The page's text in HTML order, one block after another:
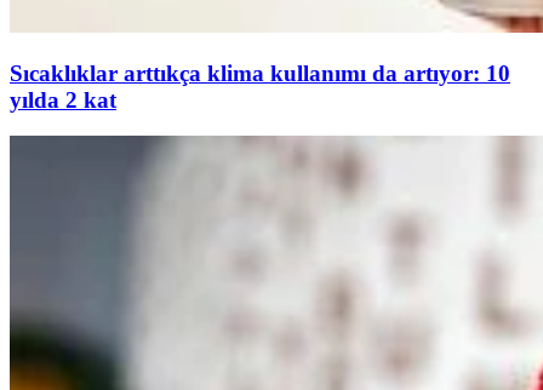
Sıcaklıklar arttıkça klima kullanımı da artıyor: 10
yılda 2 kat